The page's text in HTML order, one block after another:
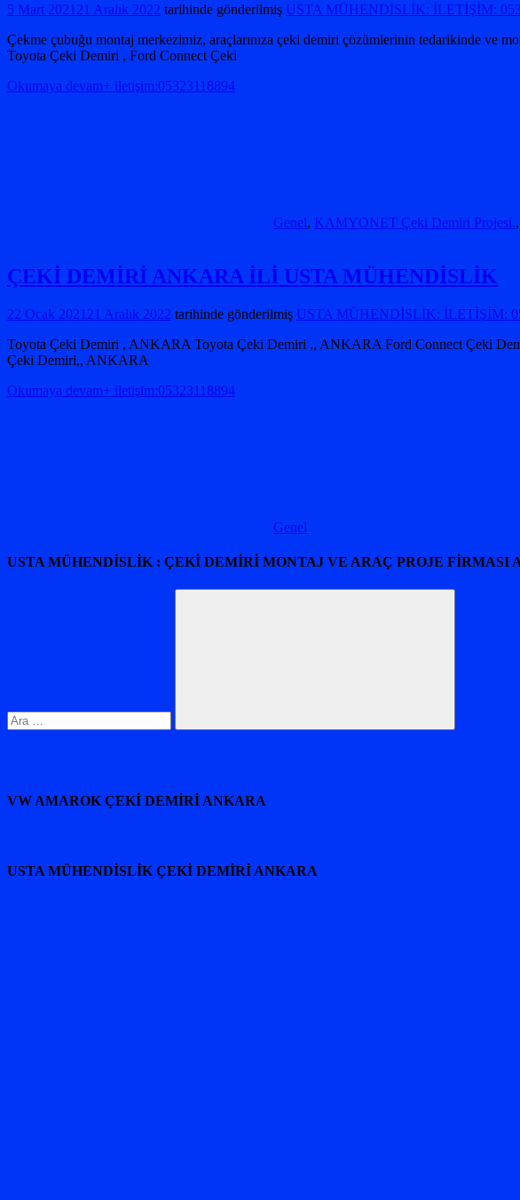
5 Mart 2021 21 Aralık 2022 tarihinde gönderilmiş USTA MÜHENDİSLİK: İLETİŞİM:
Çekme çubuğu montaj merkezimiz, araçlarınıza çeki demiri çözümlerinin tedarikinde ve
Toyota Çeki Demiri , Ford Connect Çeki
Okumaya devam+ iletişim:05323118894
Genel, KAMYONET Çeki Demiri Projesi.,
ÇEKİ DEMİRİ ANKARA İLİ USTA MÜHENDİSLİK
22 Ocak 2021 21 Aralık 2022 tarihinde gönderilmiş USTA MÜHENDİSLİK: İLETİŞİM:
Toyota Çeki Demiri , ANKARA Toyota Çeki Demiri ,, ANKARA Ford Connect Çeki
Çeki Demiri,, ANKARA
Okumaya devam+ iletişim:05323118894
Genel
USTA MÜHENDİSLİK : ÇEKİ DEMİRİ MONTAJ VE ARAÇ PROJE FİRMASI
Ara
VW AMAROK ÇEKİ DEMİRİ ANKARA
USTA MÜHENDİSLİK ÇEKİ DEMİRİ ANKARA